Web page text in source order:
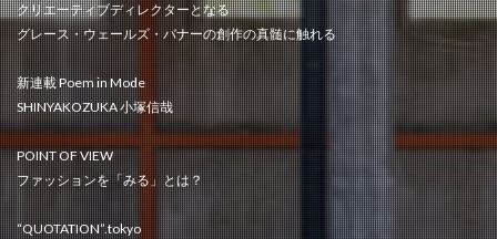
クリエーティブディレクターとなる
グレース・ウェールズ・バナーの創作の真髄に触れる
新連載 Poem in Mode
SHINYAKOZUKA 小塚信哉
POINT OF VIEW
ファッションを「みる」とは？
“QUOTATION”.tokyo